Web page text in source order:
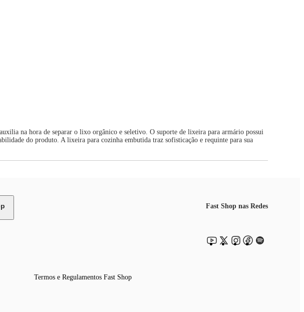
na hora de separar o lixo orgânico e seletivo. O suporte de lixeira para armário possui
do produto. A lixeira para cozinha embutida traz sofisticação e requinte para sua
Termos e Regulamentos Fast Shop
Fast Shop nas Redes